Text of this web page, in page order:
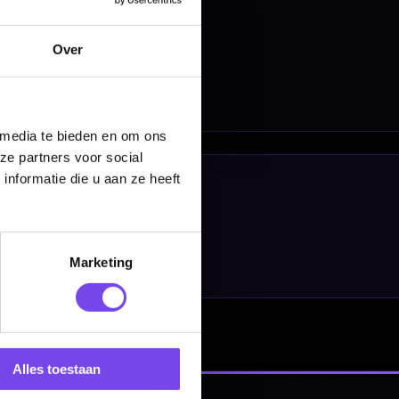
Over
te bieden en om ons
partners voor social
die u aan ze heeft
Marketing
Alles toestaan